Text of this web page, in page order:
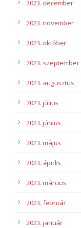
2023. december
2023. november
2023. október
2023. szeptember
2023. augusztus
2023. július
2023. június
2023. május
2023. április
2023. március
2023. február
2023. január